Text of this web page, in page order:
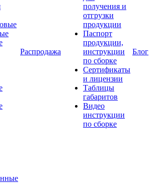
Распродажа
получения и
отгрузки
продукции
Паспорт
продукции,
инструкции
по сборке
Сертификаты
и лицензии
Таблицы
габаритов
Видео
инструкции
по сборке
Блог